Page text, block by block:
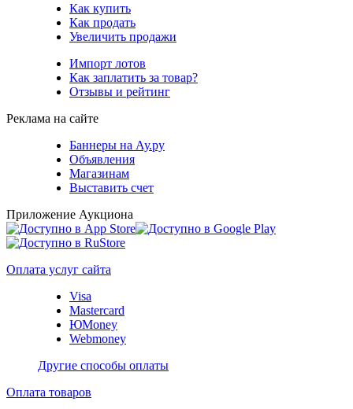
Как купить
Как продать
Увеличить продажи
Импорт лотов
Как заплатить за товар?
Отзывы и рейтинг
Реклама на сайте
Баннеры на Ау.ру
Объявления
Магазинам
Выставить счет
Приложение Аукциона
Оплата услуг сайта
Visa
Mastercard
ЮMoney
Webmoney
Другие способы оплаты
Оплата товаров